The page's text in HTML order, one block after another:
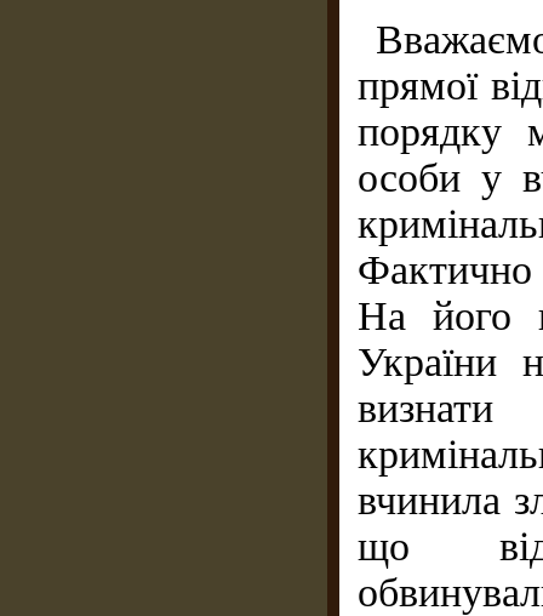
прямої
порядку
особи у
Фактично
На його
України
вчинила
що